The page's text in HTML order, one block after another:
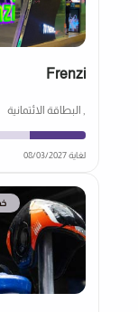
Frenzi
, البطاقة الائتمانية
لغاية 08/03/2027